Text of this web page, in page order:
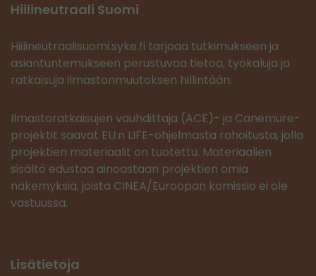
Hiilineutraali Suomi
Hiilineutraalisuomi.syke.fi tarjoaa tutkimukseen ja
asiantuntemukseen perustuvaa tietoa, työkaluja ja
ratkaisuja ilmastonmuutoksen hillintään.
Ilmastoratkaisujen vauhdittaja (ACE)- ja Canemure-
projektit saavat EU:n LIFE-ohjelmasta rahoitusta, jolla
projektien materiaalit on tuotettu. Materiaalien
sisältö edustaa ainoastaan projektien omia
näkemyksiä, joista CINEA/Euroopan komissio ei ole
vastuussa.
Lisätietoja